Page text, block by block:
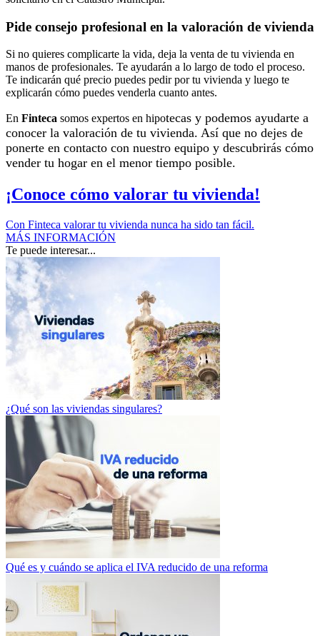
Pide consejo profesional en la valoración de vivienda
Si no quieres complicarte la vida, deja la venta de tu vivienda en
manos de profesionales. Te ayudarán a lo largo de todo el proceso.
Te indicarán qué precio puedes pedir por tu vivienda y luego te
explicarán cómo puedes venderla cuanto antes.
En Finteca somos expertos en hipotecas y podemos ayudarte a
conocer la valoración de tu vivienda. Así que no dejes de
ponerte en contacto con nuestro equipo y descubrirás cómo
vender tu hogar en el menor tiempo posible.
¡Conoce cómo valorar tu vivienda!
Con Finteca valorar tu vivienda nunca ha sido tan fácil.
MÁS INFORMACIÓN
Te puede interesar...
¿Qué son las viviendas singulares?
Qué es y cuándo se aplica el IVA reducido de una reforma